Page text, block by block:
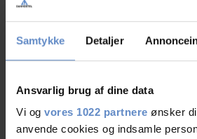
Samtykke Detaljer
Ansvarlig brug af dine data
Vi og vores 1022 partnere ønsker
anvende cookies og indsamle
9,11 out of 10